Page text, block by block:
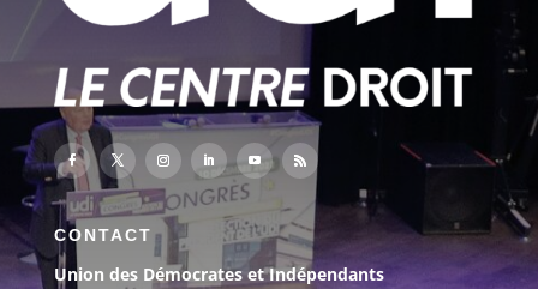
CONTACT
Union des Démocrates et Indépendants